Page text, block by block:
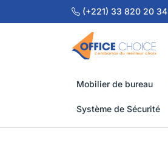
(+221) 33 820 20 34
Mobilier de bureau
Système de Sécurité